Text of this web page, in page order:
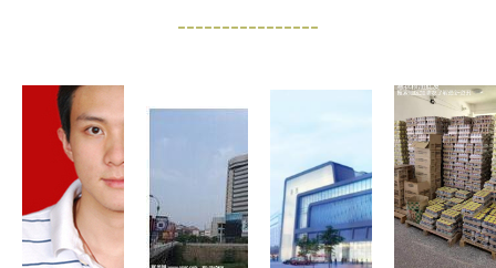
----------------